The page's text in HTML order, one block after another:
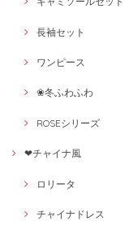
長袖セット
ワンピース
❀冬ふわふわ
ROSEシリーズ
❤チャイナ風
ロリータ
チャイナドレス